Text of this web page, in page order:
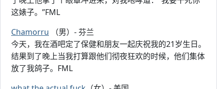
这婊子。”FML
Chamorru （男）- 芬兰
今天，我在酒吧定了保健和朋友一起庆祝我的21岁生日。
结果到了晚上当我打算跟他们彻夜狂欢的时候，他们集体
放了我鸽子。FML